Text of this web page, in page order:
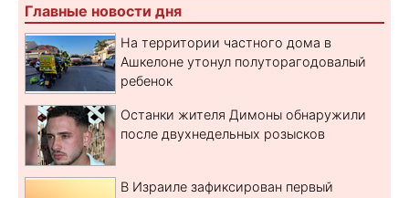
Главные новости дня
На территории частного дома в
Ашкелоне утонул полуторагодовалый
ребенок
Останки жителя Димоны обнаружили
после двухнедельных розысков
В Израиле зафиксирован первый